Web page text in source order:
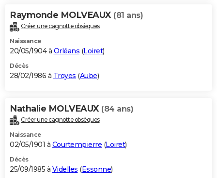
Raymonde MOLVEAUX (81 ans)
Créer une cagnotte obsèques
Naissance
20/05/1904 à Orléans (Loiret)
Décès
28/02/1986 à Troyes (Aube)
Nathalie MOLVEAUX (84 ans)
Créer une cagnotte obsèques
Naissance
02/05/1901 à Courtempierre (Loiret)
Décès
25/09/1985 à Videlles (Essonne)